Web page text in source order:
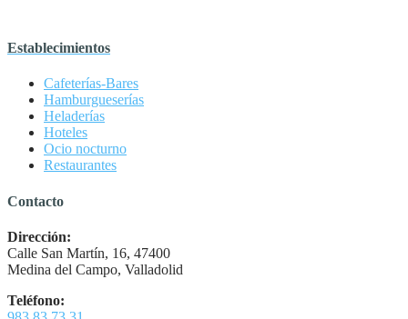
Establecimientos
Cafeterías-Bares
Hamburgueserías
Heladerías
Hoteles
Ocio nocturno
Restaurantes
Contacto
Dirección:
Calle San Martín, 16, 47400
Medina del Campo, Valladolid
Teléfono: